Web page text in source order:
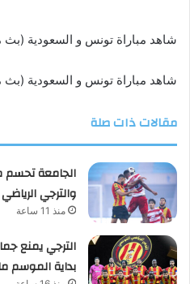
شاهد مباراة تونس و السعودية (بث
شاهد مباراة تونس و السعودية (بث
مقالات ذات صلة
الجامعة تحسم
والترجي الرياضي
منذ 11 ساعة
الترجي يمنع
بداية الموسم